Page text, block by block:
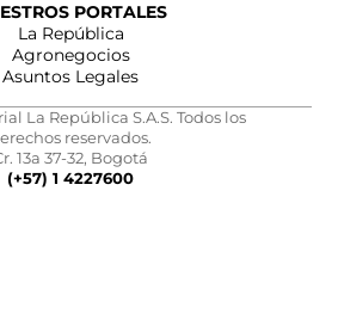
PORTALES
La República
Agronegocios
Asuntos Legales
La República S.A.S. Todos los
reservados.
13a 37-32, Bogotá
(+57) 1 4227600